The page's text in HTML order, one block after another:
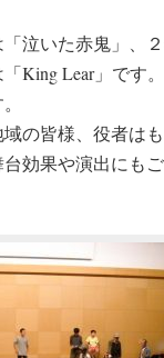
泣いた赤鬼」、
King Lear」です
の皆様、役者は
効果や演出にも